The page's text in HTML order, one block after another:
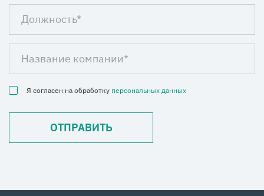
Я согласен на обработку персональных данных